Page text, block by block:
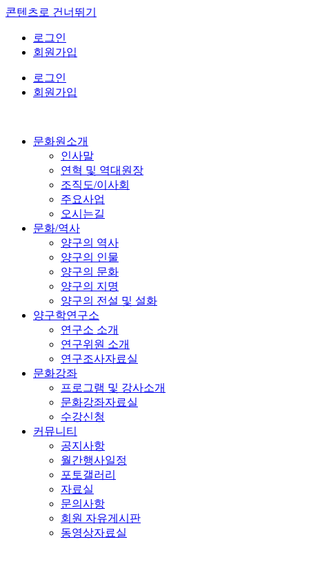
콘텐츠로 건너뛰기
로그인
회원가입
로그인
회원가입
문화원소개
인사말
연혁 및 역대원장
조직도/이사회
주요사업
오시는길
문화/역사
양구의 역사
양구의 인물
양구의 문화
양구의 지명
양구의 전설 및 설화
양구학연구소
연구소 소개
연구위원 소개
연구조사자료실
문화강좌
프로그램 및 강사소개
문화강좌자료실
수강신청
커뮤니티
공지사항
월간행사일정
포토갤러리
자료실
문의사항
회원 자유게시판
동영상자료실